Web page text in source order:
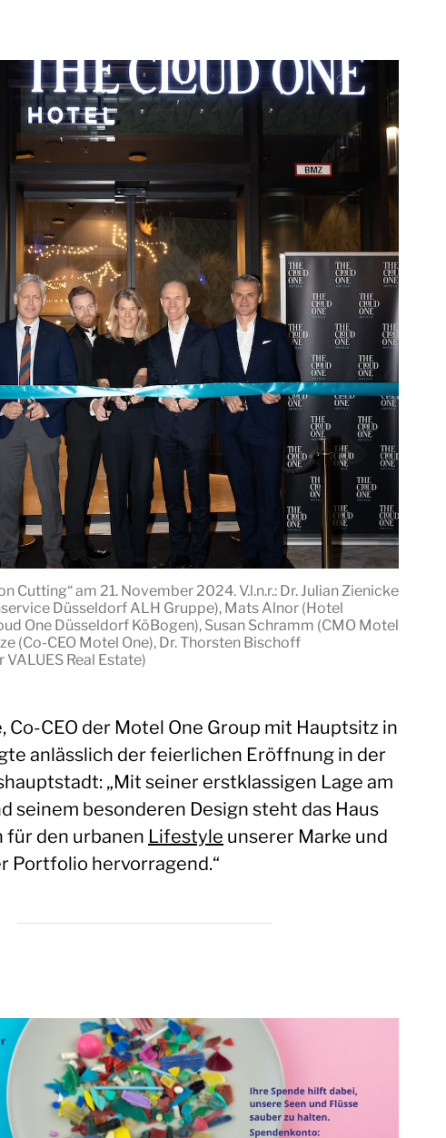
Cutting“ am 21. November 2024. V.l.n.r.: Dr. Julian Zienicke
Düsseldorf ALH Gruppe), Mats Alnor (Hotel
One Düsseldorf KöBogen), Susan Schramm (CMO Motel
(Co-CEO Motel One), Dr. Thorsten Bischoff
Real Estate)
Co-CEO der Motel One Group mit Hauptsitz in
anlässlich der feierlichen Eröffnung in der
„Mit seiner erstklassigen Lage am
seinem besonderen Design steht das Haus
für den urbanen Lifestyle unserer Marke und
Portfolio hervorragend.“